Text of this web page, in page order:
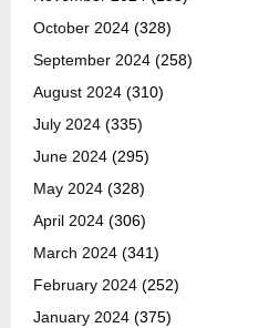
October 2024 (328)
September 2024 (258)
August 2024 (310)
July 2024 (335)
June 2024 (295)
May 2024 (328)
April 2024 (306)
March 2024 (341)
February 2024 (252)
January 2024 (375)